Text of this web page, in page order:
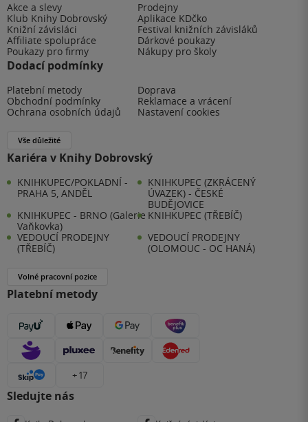
Akce a slevy
Prodejny
Klub Knihy Dobrovský
Aplikace KDčko
Knižní závisláci
Festival knižních závisláků
Affiliate spolupráce
Dárkové poukazy
Poukazy pro firmy
Nákupy pro školy
Dodací podmínky
Platební metody
Doprava
Obchodní podmínky
Reklamace a vrácení
Ochrana osobních údajů
Nastavení cookies
Vše důležité
Kariéra v Knihy Dobrovský
KNIHKUPEC/POKLADNÍ -
PRAHA 5, ANDĚL
KNIHKUPEC (ZKRÁCENÝ
ÚVAZEK) - ČESKÉ
BUDĚJOVICE
KNIHKUPEC - BRNO (Galerie
Vaňkovka)
KNIHKUPEC (TŘEBÍČ)
VEDOUCÍ PRODEJNY
(TŘEBÍČ)
VEDOUCÍ PRODEJNY
(OLOMOUC - OC HANÁ)
Volné pracovní pozice
Platební metody
+ 17
Sledujte nás